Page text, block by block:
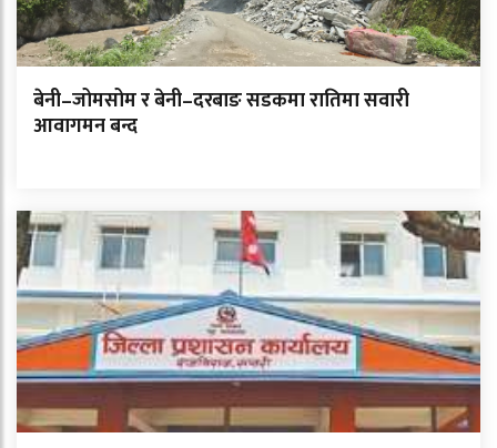
बेनी–जोमसोम र बेनी–दरबाङ सडकमा रातिमा सवारी
आवागमन बन्द